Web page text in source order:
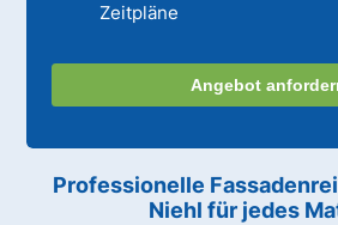
Zeitpläne
Angebot
Professionelle
Niehl für jedes